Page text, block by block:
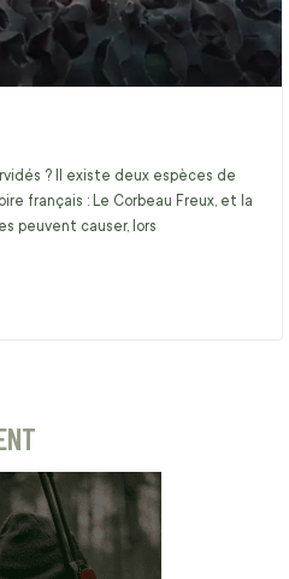
? Il existe deux espèces de
français : Le Corbeau Freux, et la
peuvent causer, lors